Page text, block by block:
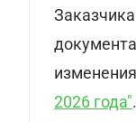
2026 года".